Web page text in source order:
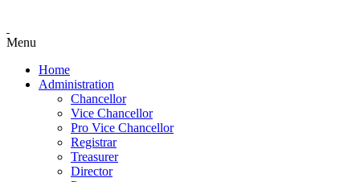
Menu
Home
Administration
Chancellor
Vice Chancellor
Pro Vice Chancellor
Registrar
Treasurer
Director